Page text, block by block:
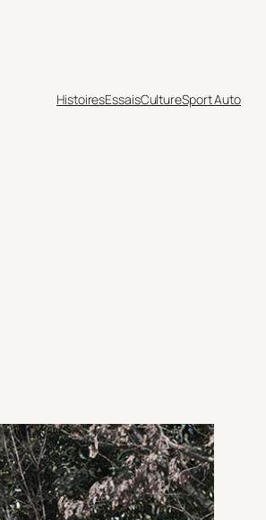
HistoiresEssaisCultureSport Auto